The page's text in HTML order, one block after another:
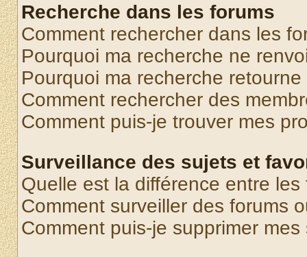
Recherche dans les forums
Comment rechercher dans les
Pourquoi ma recherche ne
Pourquoi ma recherche
Comment rechercher des
Comment puis-je trouver mes
Surveillance des sujets et
Quelle est la différence entre
Comment surveiller des forums
Comment puis-je supprimer